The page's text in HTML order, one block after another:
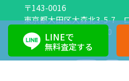
LINEで
無料査定する
〒143-0016
東京都大田区大森北3-5-7
営業時間：10:00～18:00 定
0120-89-0007